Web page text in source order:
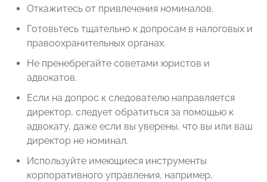
Откажитесь от привлечения номиналов.
Готовьтесь тщательно к допросам в налоговых и
правоохранительных органах.
Не пренебрегайте советами юристов и
адвокатов.
Если на допрос к следователю направляется
директор, следует обратиться за помощью к
адвокату, даже если вы уверены, что вы или ваш
директор не номинал.
Используйте имеющиеся инструменты
корпоративного управления, например,